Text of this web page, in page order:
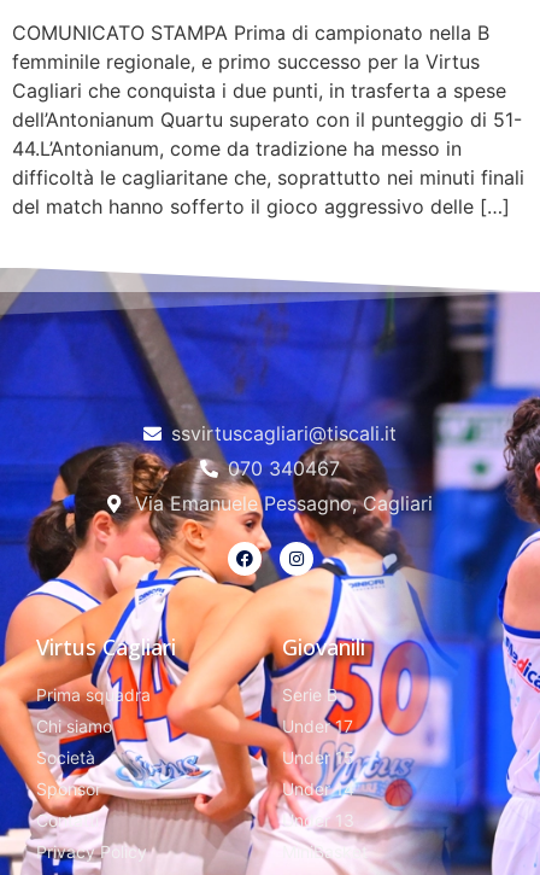
COMUNICATO STAMPA Prima di campionato nella B
femminile regionale, e primo successo per la Virtus
Cagliari che conquista i due punti, in trasferta a spese
dell’Antonianum Quartu superato con il punteggio di 51-
44.L’Antonianum, come da tradizione ha messo in
difficoltà le cagliaritane che, soprattutto nei minuti finali
del match hanno sofferto il gioco aggressivo delle […]
ssvirtuscagliari@tiscali.it
070 340467
Via Emanuele Pessagno, Cagliari
Virtus Cagliari
Prima squadra
Chi siamo
Società
Sponsor
Contatti
Privacy Policy
Giovanili
Serie B
Under 17
Under 15
Under 14
Under 13
MiniBasket